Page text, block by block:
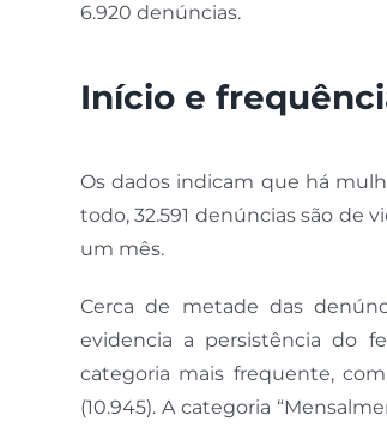
6.920 denúncias.
Início e
Os dados indicam que há
todo, 32.591 denúncias são de
um mês.
Cerca de metade das
evidencia a persistência do
categoria mais frequente, com
(10.945). A categoria